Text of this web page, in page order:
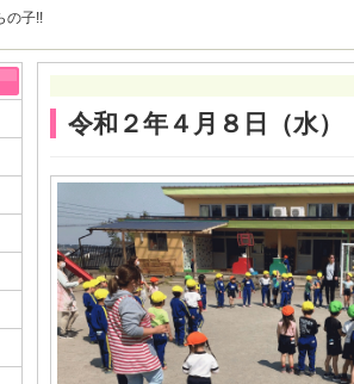
の子!!
令和２年４月８日（水）